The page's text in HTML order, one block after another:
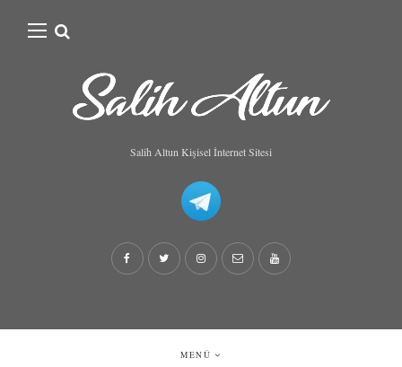
Salih Altun Kişisel İnternet Sitesi
MENÜ